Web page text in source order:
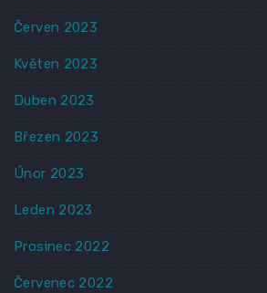
Červen 2023
Květen 2023
Duben 2023
Březen 2023
Únor 2023
Leden 2023
Prosinec 2022
Červenec 2022